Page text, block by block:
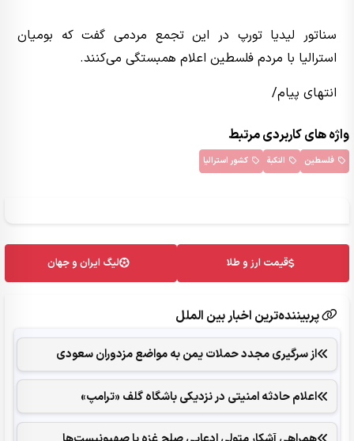
سناتور لیدیا تورپ در این تجمع مردمی گفت که بومیان
استرالیا با مردم فلسطین اعلام همبستگی می‌کنند.
انتهای پیام/
واژه های کاربردی مرتبط
فلسطین النکبة کشور استرالیا
قیمت ارز و طلا لیگ ایران و جهان
پربیننده‌ترین اخبار بین الملل
از سرگیری مجدد حملات یمن به مواضع مزدوران سعودی
اعلام حادثه امنیتی در نزدیکی باشگاه گلف «ترامپ»